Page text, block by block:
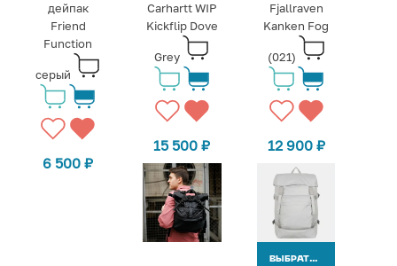
дейпак
Friend
Function
серый
6 500₽
Carhartt WIP
Kickflip Dove
Grey
15 500₽
Fjallraven
Kanken Fog
(021)
12 900 ₽
ВЫБРАТЬ ВАРИАНТЫ